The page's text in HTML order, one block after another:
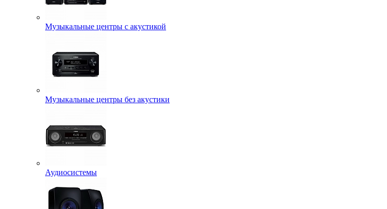
Музыкальные центры с акустикой
Музыкальные центры без акустики
Аудиосистемы